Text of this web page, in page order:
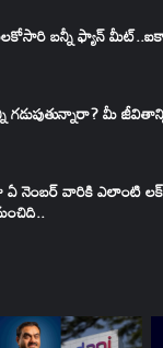
బన్నీ ఫ్యాన్
గడుపుతున్నారా? మీ
నెంబర్ వారికి ఎలాంటి లక్